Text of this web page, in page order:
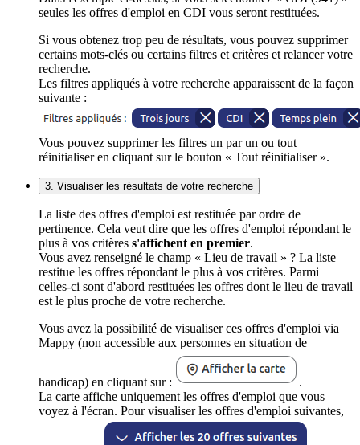
seules les offres d'emploi en CDI vous seront restituées.
Si vous obtenez trop peu de résultats, vous pouvez supprimer
certains mots-clés ou certains filtres et critères et relancer votre
recherche.
Les filtres appliqués à votre recherche apparaissent de la façon
suivante :
Vous pouvez supprimer les filtres un par un ou tout
réinitialiser en cliquant sur le bouton « Tout réinitialiser ».
3. Visualiser les résultats de votre recherche
La liste des offres d'emploi est restituée par ordre de
pertinence. Cela veut dire que les offres d'emploi répondant le
plus à vos critères s'affichent en premier.
Vous avez renseigné le champ « Lieu de travail » ? La liste
restitue les offres répondant le plus à vos critères. Parmi
celles-ci sont d'abord restituées les offres dont le lieu de travail
est le plus proche de votre recherche.
Vous avez la possibilité de visualiser ces offres d'emploi via
Mappy (non accessible aux personnes en situation de
handicap) en cliquant sur :
.
La carte affiche uniquement les offres d'emploi que vous
voyez à l'écran. Pour visualiser les offres d'emploi suivantes,